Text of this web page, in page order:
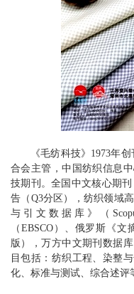
《毛纺科技》1973年
合会主管，中国纺织信息
技期刊。全国中文核心期
告（Q3分区），纺织领域
与引文数据库》（
（EBSCO）、俄罗斯《
版），万方中文期刊数据
目包括：纺织工程、染整
化、标准与测试、综合述评